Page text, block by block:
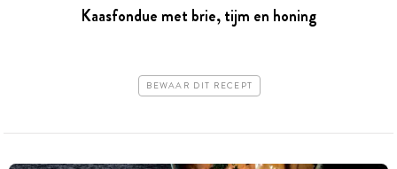
Kaasfondue met brie, tijm en honing
BEWAAR DIT RECEPT